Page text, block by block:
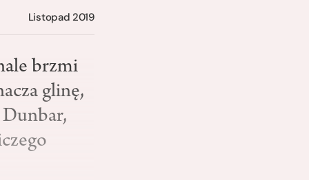
Listopad 2019
brzmi
glinę,